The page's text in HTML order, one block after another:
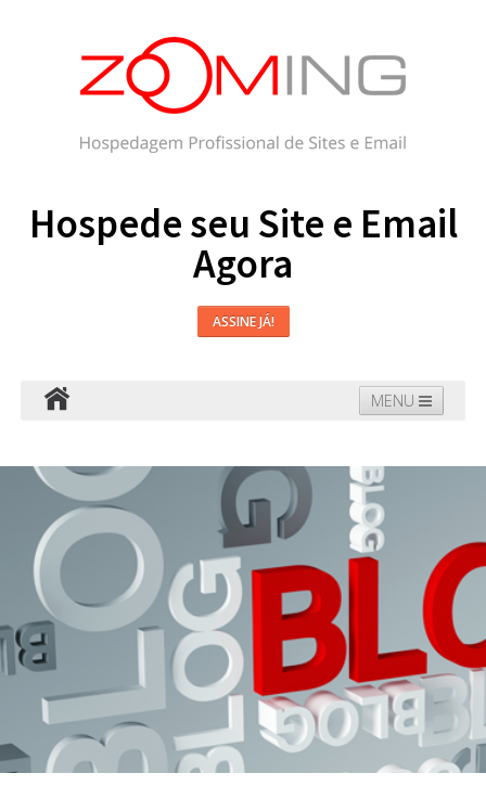
Hospede seu Site e Email
Agora
ASSINE JÁ!
MENU
Domínios Blog Suporte